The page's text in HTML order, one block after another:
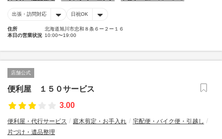
出張・訪問対応 日祝OK
住所
北海道旭川市忠和８条６ー２ー１６
本日の営業状況 10:00〜19:00
店舗公式
便利屋 １５０サービス
3.00
便利屋・代行サービス 庭木剪定・お手入れ
宅配便・バイク便・引越し
片づけ・遺品整理